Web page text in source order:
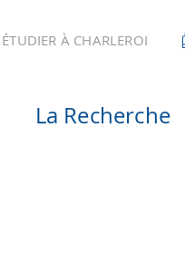
ÉTUDIER À CHARLEROI
La Recherche